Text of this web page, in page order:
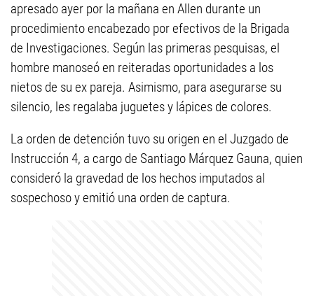
apresado ayer por la mañana en Allen durante un
procedimiento encabezado por efectivos de la Brigada
de Investigaciones. Según las primeras pesquisas, el
hombre manoseó en reiteradas oportunidades a los
nietos de su ex pareja. Asimismo, para asegurarse su
silencio, les regalaba juguetes y lápices de colores.
La orden de detención tuvo su origen en el Juzgado de
Instrucción 4, a cargo de Santiago Márquez Gauna, quien
consideró la gravedad de los hechos imputados al
sospechoso y emitió una orden de captura.